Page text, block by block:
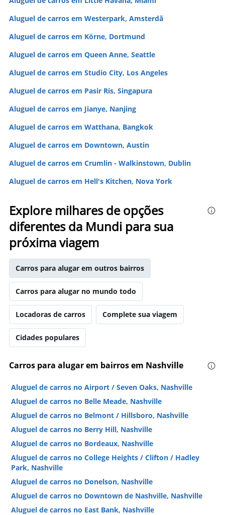
Aluguel de carros em Westerpark, Amsterdã
Aluguel de carros em Körne, Dortmund
Aluguel de carros em Queen Anne, Seattle
Aluguel de carros em Studio City, Los Angeles
Aluguel de carros em Pasir Ris, Singapura
Aluguel de carros em Jianye, Nanjing
Aluguel de carros em Watthana, Bangkok
Aluguel de carros em Downtown, Austin
Aluguel de carros em Crumlin - Walkinstown, Dublin
Aluguel de carros em Hell's Kitchen, Nova York
Explore milhares de opções
diferentes da Mundi para sua
próxima viagem
Carros para alugar em outros bairros
Carros para alugar no mundo todo
Locadoras de carros Complete sua viagem
Cidades populares
Carros para alugar em bairros em Nashville
Aluguel de carros no Airport / Seven Oaks, Nashville
Aluguel de carros no Belle Meade, Nashville
Aluguel de carros no Belmont / Hillsboro, Nashville
Aluguel de carros no Berry Hill, Nashville
Aluguel de carros no Bordeaux, Nashville
Aluguel de carros no College Heights / Clifton / Hadley
Park, Nashville
Aluguel de carros no Donelson, Nashville
Aluguel de carros no Downtown de Nashville, Nashville
Aluguel de carros no East Bank, Nashville